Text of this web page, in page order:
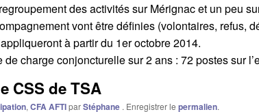
des activités sur Mérignac et un peu
vont être définies (volontaires, refus,
à partir du 1er octobre 2014.
charge conjoncturelle sur 2 ans : 72 postes sur
CSS de TSA
, CFA AFTIparStéphane . Enregistrer le permalien.